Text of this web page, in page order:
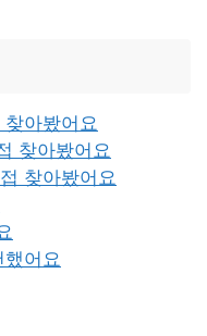
아봤어요
찾아봤어요
찾아봤어요
어요